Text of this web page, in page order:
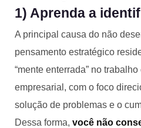
1) Aprenda a
A principal causa do não
pensamento estratégico
“mente enterrada” no
empresarial, com o foco
solução de problemas e o
Dessa forma, você não